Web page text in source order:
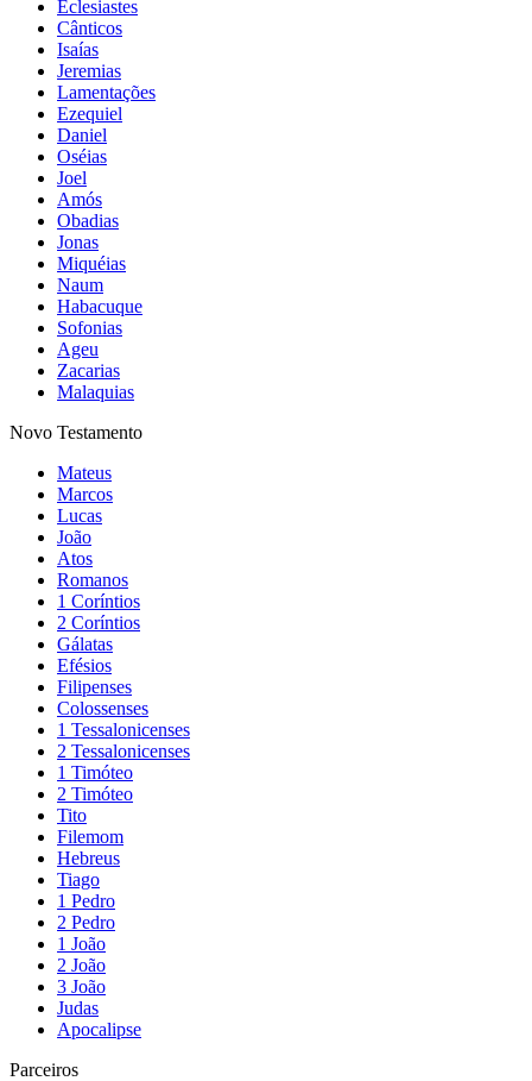
Eclesiastes
Cânticos
Isaías
Jeremias
Lamentações
Ezequiel
Daniel
Oséias
Joel
Amós
Obadias
Jonas
Miquéias
Naum
Habacuque
Sofonias
Ageu
Zacarias
Malaquias
Novo Testamento
Mateus
Marcos
Lucas
João
Atos
Romanos
1 Coríntios
2 Coríntios
Gálatas
Efésios
Filipenses
Colossenses
1 Tessalonicenses
2 Tessalonicenses
1 Timóteo
2 Timóteo
Tito
Filemom
Hebreus
Tiago
1 Pedro
2 Pedro
1 João
2 João
3 João
Judas
Apocalipse
Parceiros